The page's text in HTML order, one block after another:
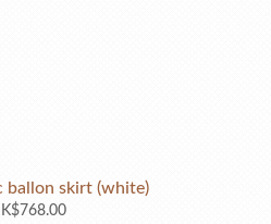
ballon skirt (white)